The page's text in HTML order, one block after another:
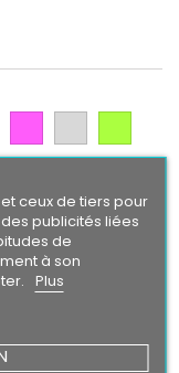
ArgentCitron
ceux de tiers pour
publicités liées
de
à son
Plus